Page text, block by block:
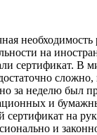
на
сертификат. В
за неделю был
и
сертификат на
и